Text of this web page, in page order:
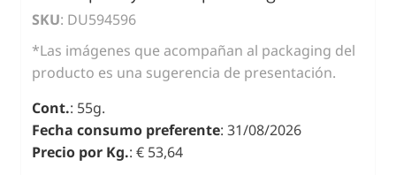
SKU: DU594596
*Las imágenes que acompañan al packaging del
producto es una sugerencia de presentación.
Cont.: 55g.
Fecha consumo preferente: 31/08/2026
Precio por Kg.: € 53,64